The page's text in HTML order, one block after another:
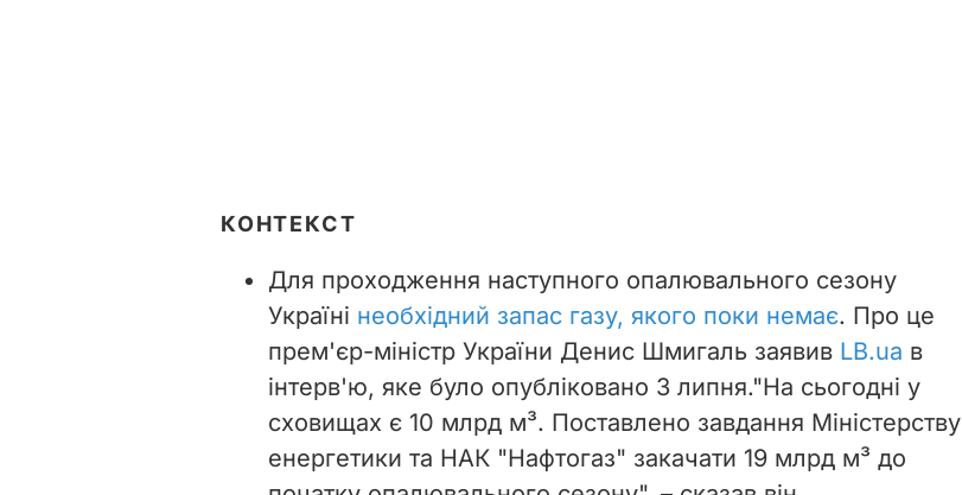
КОНТЕКСТ
Для проходження наступного опалювального сезону
Україні необхідний запас газу, якого поки немає. Про це
прем'єр-міністр України Денис Шмигаль заявив LB.ua в
інтерв'ю, яке було опубліковано 3 липня."На сьогодні у
сховищах є 10 млрд м³. Поставлено завдання Міністерству
енергетики та НАК "Нафтогаз" закачати 19 млрд м³ до